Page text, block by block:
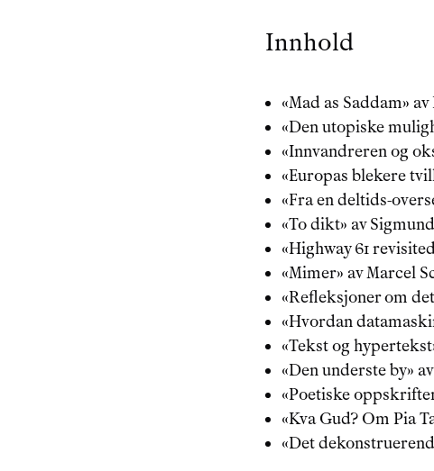
Innhold
«Mad as Saddam» av
«Den utopiske
«Innvandreren og
«Europas blekere
«Fra en deltids-
«To dikt» av
«Highway 61
«Mimer» av Marcel
«Refleksjoner om
«Hvordan
«Tekst og hypertekst
«Den underste by»
«Poetiske
«Kva Gud? Om Pia
«Det